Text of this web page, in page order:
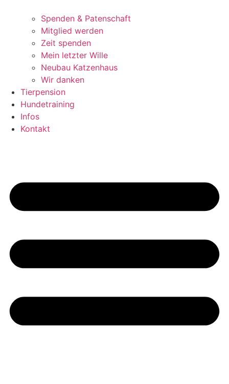
Spenden & Patenschaft
Mitglied werden
Zeit spenden
Mein letzter Wille
Neubau Katzenhaus
Wir danken
Tierpension
Hundetraining
Infos
Kontakt